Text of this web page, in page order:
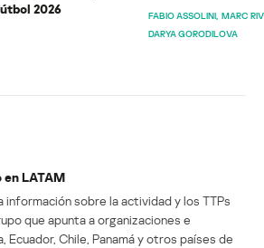
2026
FABIO ASSOLINI MARC
DARYA GORODILOVA
LATAM
información sobre la actividad y los TTPs
que apunta a organizaciones e
Ecuador, Chile, Panamá y otros países de